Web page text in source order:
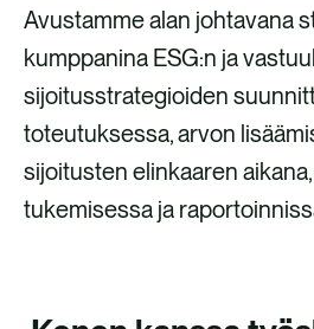
Avustamme alan johtavana
kumppanina ESG:n ja
sijoitusstrategioiden
toteutuksessa, arvon
sijoitusten elinkaaren
tukemisessa ja